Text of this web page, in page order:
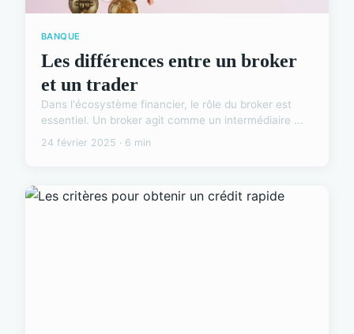
BANQUE
Les différences entre un broker
et un trader
Dans l'écosystème financier, le rôle du broker est
essentiel. Un broker agit comme un intermédiaire ...
24 février 2025 · 6 min